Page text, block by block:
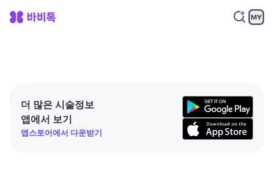
더 많은 시술정보
앱에서 보기
앱스토어에서 다운받기